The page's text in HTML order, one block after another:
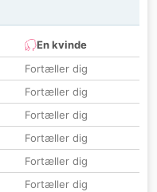
En kvinde
Fortæller dig
Fortæller dig
Fortæller dig
Fortæller dig
Fortæller dig
Fortæller dig